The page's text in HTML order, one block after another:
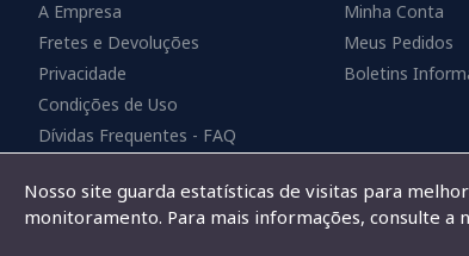
A Empresa
Fretes e Devoluções
Privacidade
Condições de Uso
Dívidas Frequentes - FAQ
Minha Conta
Meus Pedidos
Boletins
Nosso site guarda estatísticas de visitas para
monitoramento. Para mais informações, consulte a